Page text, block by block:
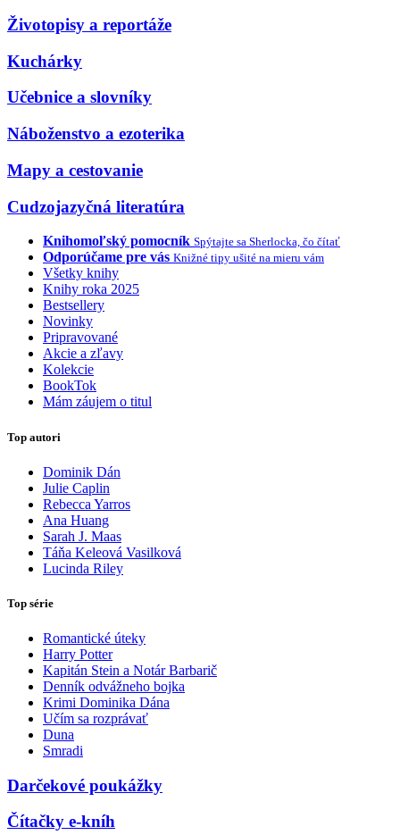
Životopisy a reportáže
Kuchárky
Učebnice a slovníky
Náboženstvo a ezoterika
Mapy a cestovanie
Cudzojazyčná literatúra
Knihomoľský pomocník Spýtajte sa Sherlocka, čo čítať
Odporúčame pre vás Knižné tipy ušité na mieru vám
Všetky knihy
Knihy roka 2025
Bestsellery
Novinky
Pripravované
Akcie a zľavy
Kolekcie
BookTok
Mám záujem o titul
Top autori
Dominik Dán
Julie Caplin
Rebecca Yarros
Ana Huang
Sarah J. Maas
Táňa Keleová Vasilková
Lucinda Riley
Top série
Romantické úteky
Harry Potter
Kapitán Stein a Notár Barbarič
Denník odvážneho bojka
Krimi Dominika Dána
Učím sa rozprávať
Duna
Smradi
Darčekové poukážky
Čítačky e-kníh